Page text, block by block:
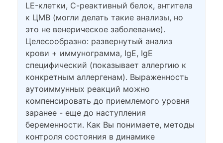
LE-клетки, С-реактивный белок, антитела
к ЦМВ (могли делать такие анализы, но
это не венерическое заболевание).
Целесообразно: развернутый анализ
крови + иммунограмма, IgE, IgE
специфический (показывает аллергию к
конкретным аллергенам). Выраженность
аутоиммунных реакций можно
компенсировать до приемлемого уровня
заранее - еще до наступления
беременности. Как Вы понимаете, методы
контроля состояния в динамике